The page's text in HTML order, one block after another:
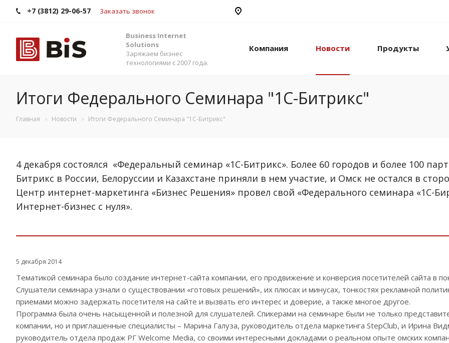
+7 (3812) 29-06-57 Заказать звонок
Business Internet
Solutions
Заряжаем бизнес
технологиями с 2007 года.
Компания Новости Продукты
Итоги Федерального Семинара "1С-Битрикс"
Главная Новости Итоги Федерального Семинара "1С-Битрикс"
4 декабря состоялся «Федеральный семинар «1С-Битрикс». Более 60 городов и более 100
Битрикс в России, Белоруссии и Казахстане приняли в нем участие, и Омск не остался в
Центр интернет-маркетинга «Бизнес Решения» провел свой «Федерального семинара «1С-
Интернет-бизнес с нуля».
5 декабря 2014
Тематикой семинара было создание интернет-сайта компании, его продвижение и конверсия посетителей сайта в
Слушатели семинара узнали о существовании «готовых решений», их плюсах и минусах, тонкостях рекламной
приемами можно задержать посетителя на сайте и вызвать его интерес и доверие, а также многое другое.
Программа была очень насыщенной и полезной для слушателей. Спикерами на семинаре были не только
компании, но и приглашенные специалисты – Марина Галуза, руководитель отдела маркетинга StepClub, и Ирина
руководитель отдела продаж РГ Welcome Media, со своими интересными докладами о реальном опыте омских